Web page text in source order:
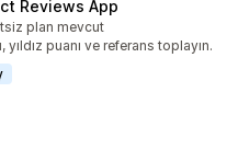
Reviews App
plan mevcut
yıldız puanı ve referans toplayın.